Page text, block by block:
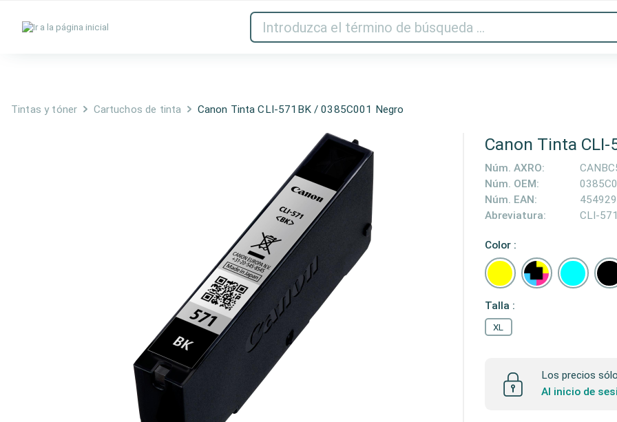
Red Audio y vídeo Impresora y escáner
Tintas y tóner Cartuchos de tinta Canon Tinta CLI-571BK / 0385C001 Negro
Canon Tinta
Núm. AXRO:
Núm. OEM:
Núm. EAN:
Abreviatura:
CLI-
Color :
Talla :
XL
Los precios
Al inicio de